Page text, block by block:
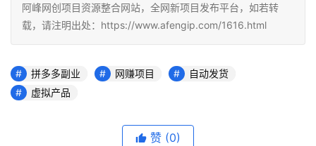
阿峰网创项目资源整合网站，全网新项目发布平台，如若转
载，请注明出处：https://www.afengip.com/1616.html
拼多多副业 网赚项目
自动发货
虚拟产品
赞 (0)